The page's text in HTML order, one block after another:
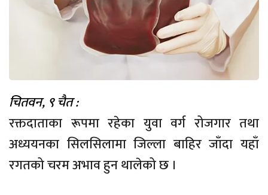
चितवन, ९ चैत :
रक्तदाताका रूपमा रहेका युवा वर्ग रोजगार तथा
अध्ययनका सिलसिलामा जिल्ला बाहिर जाँदा यहाँ
रगतको चरम अभाव हुन थालेको छ ।